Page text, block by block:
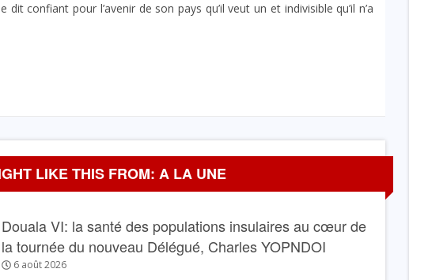
confiant pour l’avenir de son pays qu’il veut un et indivisible qu’il n’a
LIKE THIS FROM: A LA UNE
Douala VI: la santé des populations insulaires au cœur de
la tournée du nouveau Délégué, Charles YOPNDOI
6 août 2026